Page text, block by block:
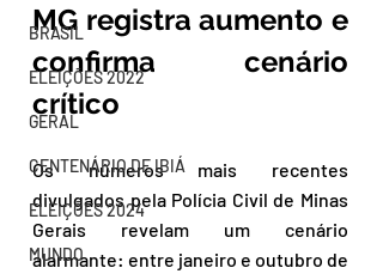
BRASIL
ELEIÇÕES 2022
GERAL
CENTENÁRIO DE IBIÁ
ELEIÇÕES 2024
MUNDO
MG registra aumento e
confirma cenário
crítico
Os números mais recentes
divulgados pela Polícia Civil de Minas
Gerais revelam um cenário
alarmante: entre janeiro e outubro de